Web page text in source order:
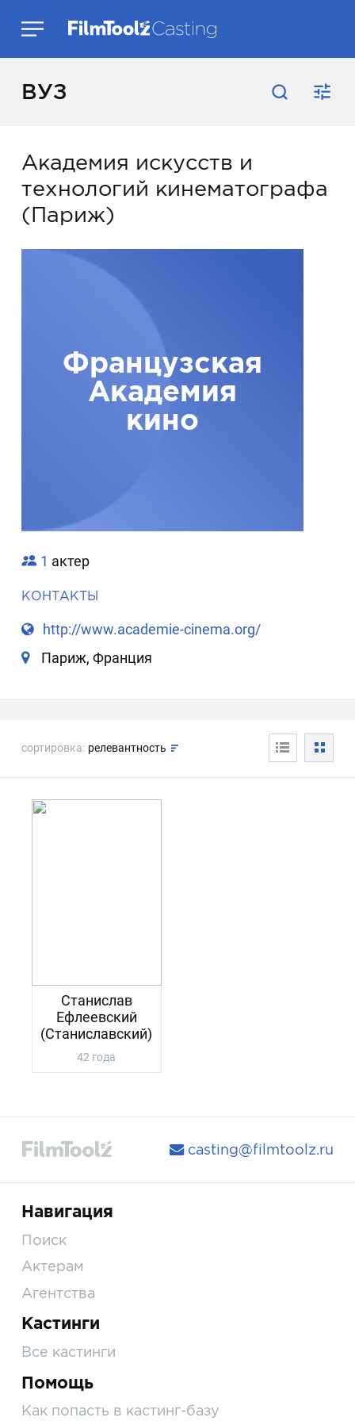
ВУЗ
Академия искусств и
технологий кинематографа
(Париж)
Французская
Академия
кино
1 актер
КОНТАКТЫ
http://www.academie-cinema.org/
Париж, Франция
сортировка: релевантность
Станислав
Ефлеевский
(Станиславский)
42 года
casting@filmtoolz.ru
Навигация
Поиск
Актерам
Агентства
Кастинги
Все кастинги
Помощь
Как попасть в кастинг-базу